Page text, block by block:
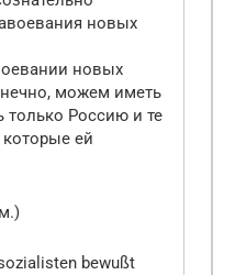
новых
новых
можем иметь
только Россию и те
которые ей
bewußt